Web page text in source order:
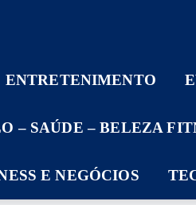
ENTRETENIMENTO
– SAÚDE – BELEZA
E NEGÓCIOS